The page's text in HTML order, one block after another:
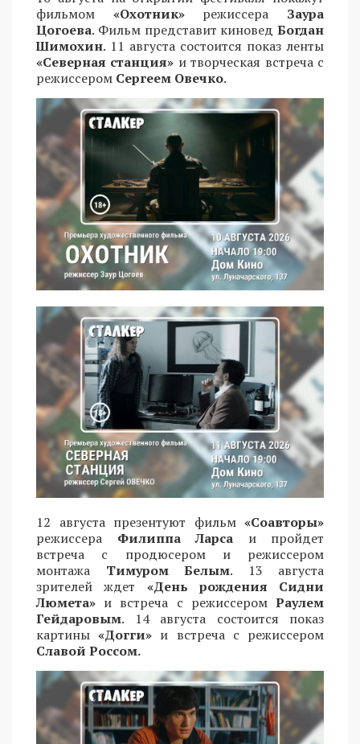
фильмом «Охотник»режиссера Заура
Цогоева. Фильм представит киновед Богдан
Шимохин. 11 августа состоится показ ленты
«Северная станция» и творческая встреча с
режиссером Сергеем Овечко.
12 августа презентуют фильм «Соавторы»
режиссера Филиппа Ларса и пройдет
встреча с продюсером и режиссером
монтажа Тимуром Белым. 13 августа
зрителей ждет «День рождения Сидни
Люмета» и встреча с режиссером Раулем
Гейдаровым. 14 августа состоится показ
картины«Догги» и встреча с режиссером
Славой Россом.